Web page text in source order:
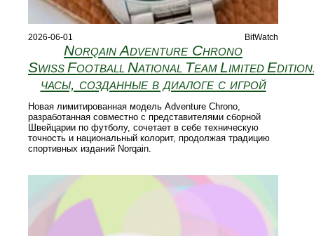
2026-06-01 BitWatch
Norqain Adventure Chrono
Swiss Football National Team Limited
часы, созданные в диалоге с игрой
Новая лимитированная модель Adventure Chrono,
разработанная совместно с представителями сборной
Швейцарии по футболу, сочетает в себе техническую
точность и национальный колорит, продолжая традицию
спортивных изданий Norqain.